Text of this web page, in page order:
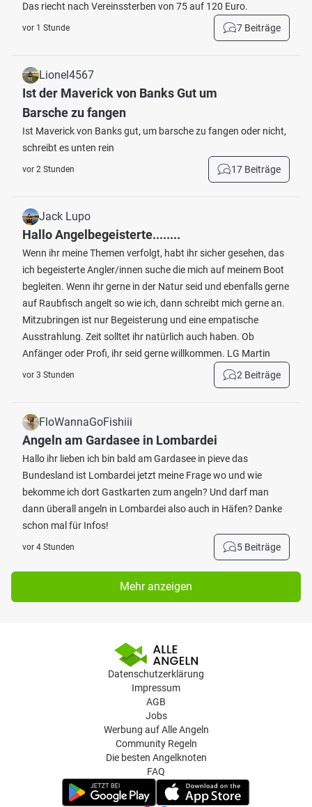
Das riecht nach Vereinssterben von 75 auf 120 Euro.
vor 1 Stunde 7 Beiträge
Lionel4567
Ist der Maverick von Banks Gut um
Barsche zu fangen
Ist Maverick von Banks gut, um barsche zu fangen oder nicht,
schreibt es unten rein
vor 2 Stunden 17 Beiträge
Jack Lupo
Hallo Angelbegeisterte........
Wenn ihr meine Themen verfolgt, habt ihr sicher gesehen, das
ich begeisterte Angler/innen suche die mich auf meinem Boot
begleiten. Wenn ihr gerne in der Natur seid und ebenfalls gerne
auf Raubfisch angelt so wie ich, dann schreibt mich gerne an.
Mitzubringen ist nur Begeisterung und eine empatische
Ausstrahlung. Zeit solltet ihr natürlich auch haben. Ob
Anfänger oder Profi, ihr seid gerne willkommen. LG Martin
vor 3 Stunden 2 Beiträge
FloWannaGoFishiii
Angeln am Gardasee in Lombardei
Hallo ihr lieben ich bin bald am Gardasee in pieve das
Bundesland ist Lombardei jetzt meine Frage wo und wie
bekomme ich dort Gastkarten zum angeln? Und darf man
dann überall angeln in Lombardei also auch in Häfen? Danke
schon mal für Infos!
vor 4 Stunden 5 Beiträge
Mehr anzeigen
Datenschutzerklärung
Impressum
AGB
Jobs
Werbung auf Alle Angeln
Community Regeln
Die besten Angelknoten
FAQ